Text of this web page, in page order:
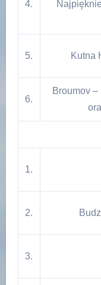
4.
5. Kutna
6.
Broumov
1.
2.
3.